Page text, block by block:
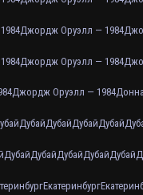
Джордж Оруэлл — 1984
Джордж Оруэлл — 1984
Джордж Оруэлл — 1984
ДубайДубайДубайДубай
ДубайДубайДубайДубайДубай
Екатеринбург